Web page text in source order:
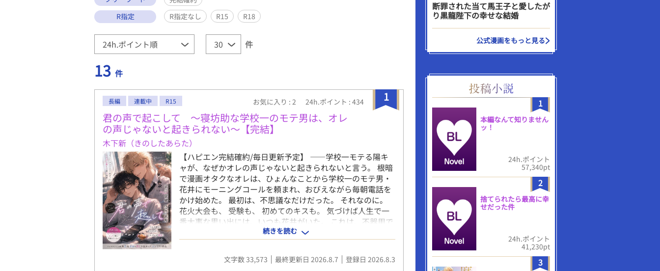
R指定
R指定なし R15 R18
件
13 件
1
長編 連載中 R15 お気に入り : 2 24h.ポイント : 434
君の声で起こして 〜寝坊助な学校一のモテ男は、オレ
の声じゃないと起きられない〜【完結】
木下新（きのしたあらた）
【ハピエン完結確約/毎日更新予定】 ――学校一モテる陽キ
ャが、なぜかオレの声じゃないと起きられないと言う。 根暗
で漫画オタクなオレは、ひょんなことから学校一のモテ男・
花井にモーニングコールを頼まれ、おびえながら毎朝電話を
かけ始めた。 最初は、不思議なだけだった。 それなのに。
花火大会も、 受験も、 初めてのキスも。 気づけば人生で一
番大事な思い出には、いつも花井がいた。 これは、不器用で
正反対な二人が、少しずつ恋に落ち、お互いを救い合ってい
く、笑って泣ける青春BL。 ----- 両片思いのむずきゅんスト
ーリー。 遊び人風なのに本命には不器用な攻×根っからピュ
アな受 最後まで書き終わっていますので（約75000字）少し
続きを読む
文字数 33,573 最終更新日 2026.8.7 登録日 2026.8.3
断罪された当て馬王子と愛したが
り黒龍陛下の幸せな結婚
公式漫画をもっと見る
1
本編なんて知りません
ッ！
24h.ポイント
57,340pt
2
捨てられたら最高に幸
せだった件
24h.ポイント
41,230pt
3